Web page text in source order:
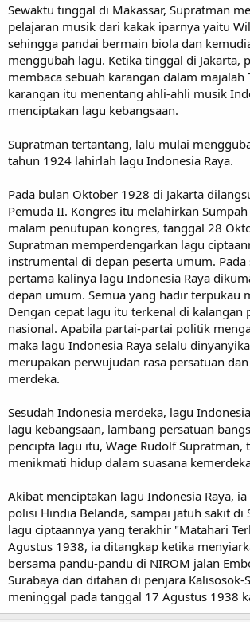
Sewaktu tinggal di Makassar, Supratman
pelajaran musik dari kakak iparnya yaitu
sehingga pandai bermain biola dan
menggubah lagu. Ketika tinggal di Jakarta,
membaca sebuah karangan dalam majalah
karangan itu menentang ahli-ahli musik
menciptakan lagu kebangsaan.
Supratman tertantang, lalu mulai
tahun 1924 lahirlah lagu Indonesia Raya.
Pada bulan Oktober 1928 di Jakarta
Pemuda II. Kongres itu melahirkan Sumpah
malam penutupan kongres, tanggal 28
Supratman memperdengarkan lagu
instrumental di depan peserta umum.
pertama kalinya lagu Indonesia Raya
depan umum. Semua yang hadir terpukau
Dengan cepat lagu itu terkenal di kalangan
nasional. Apabila partai-partai politik
maka lagu Indonesia Raya selalu
merupakan perwujudan rasa persatuan
merdeka.
Sesudah Indonesia merdeka, lagu
lagu kebangsaan, lambang persatuan
pencipta lagu itu, Wage Rudolf Supratman,
menikmati hidup dalam suasana
Akibat menciptakan lagu Indonesia Raya,
polisi Hindia Belanda, sampai jatuh sakit di
lagu ciptaannya yang terakhir "Matahari
Agustus 1938, ia ditangkap ketika
bersama pandu-pandu di NIROM jalan
Surabaya dan ditahan di penjara Kalisosok-
meninggal pada tanggal 17 Agustus 1938